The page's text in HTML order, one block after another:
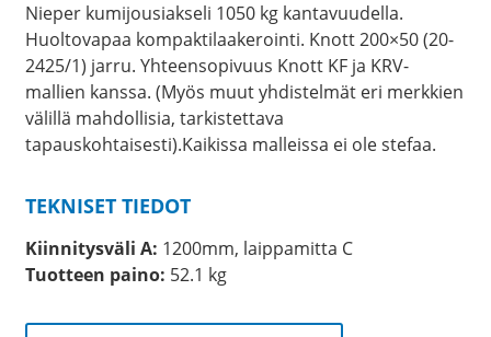
Nieper kumijousiakseli 1050 kg kantavuudella.
Huoltovapaa kompaktilaakerointi. Knott 200×50 (20-
2425/1) jarru. Yhteensopivuus Knott KF ja KRV-
mallien kanssa. (Myös muut yhdistelmät eri merkkien
välillä mahdollisia, tarkistettava
tapauskohtaisesti).Kaikissa malleissa ei ole stefaa.
TEKNISET TIEDOT
Kiinnitysväli A: 1200mm, laippamitta C
Tuotteen paino: 52.1 kg